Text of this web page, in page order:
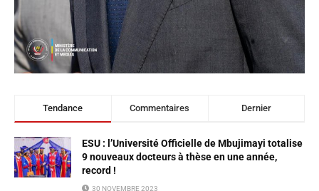
Tendance Commentaires Dernier
ESU : l’Université Officielle de Mbujimayi totalise
9 nouveaux docteurs à thèse en une année,
record !
30 NOVEMBRE 2023